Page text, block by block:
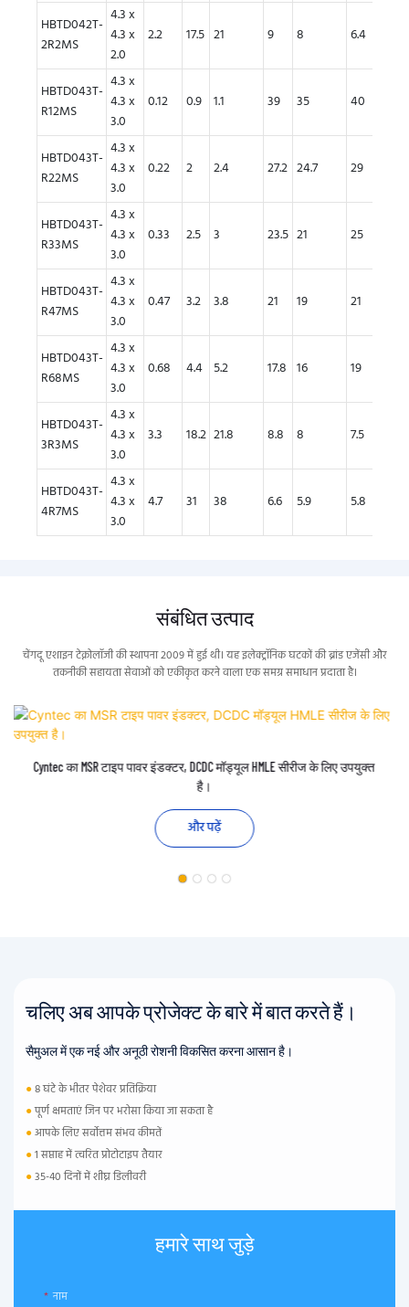
HBTD042T-
2R2MS
4.3 x
4.3 x
2.0
2.2 17.5 21 9 8 6.4
HBTD043T-
R12MS
4.3 x
4.3 x
3.0
0.12 0.9 1.1 39 35 40
HBTD043T-
R22MS
4.3 x
4.3 x
3.0
0.22 2 2.4 27.2 24.7 29
HBTD043T-
R33MS
4.3 x
4.3 x
3.0
0.33 2.5 3 23.5 21 25
HBTD043T-
R47MS
4.3 x
4.3 x
3.0
0.47 3.2 3.8 21 19 21
HBTD043T-
R68MS
4.3 x
4.3 x
3.0
0.68 4.4 5.2 17.8 16 19
HBTD043T-
3R3MS
4.3 x
4.3 x
3.0
3.3 18.2 21.8 8.8 8 7.5
HBTD043T-
4R7MS
4.3 x
4.3 x
3.0
4.7 31 38 6.6 5.9 5.8
संबंधित उत्पाद
चेंगदू एशाइन टेक्नोलॉजी की स्थापना 2009 में हुई थी। यह इलेक्ट्रॉनिक घटकों की ब्रांड एजेंसी और
तकनीकी सहायता सेवाओं को एकीकृत करने वाला एक समग्र समाधान प्रदाता है।
Cyntec का MSR टाइप पावर इंडक्टर, DCDC मॉड्यूल HMLE सीरीज के लिए उपयुक्त
है।
और पढ़ें
चलिए अब आपके प्रोजेक्ट के बारे में बात करते हैं।
सैमुअल में एक नई और अनूठी रोशनी विकसित करना आसान है।
●8 घंटे के भीतर पेशेवर प्रतिक्रिया
●पूर्ण क्षमताएं जिन पर भरोसा किया जा सकता है
●आपके लिए सर्वोत्तम संभव कीमतें
●1 सप्ताह में त्वरित प्रोटोटाइप तैयार
●35-40 दिनों में शीघ्र डिलीवरी
हमारे साथ जुड़े
नाम